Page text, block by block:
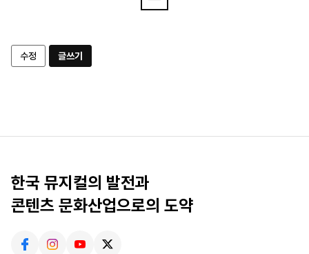
수정 글쓰기
한국 뮤지컬의 발전과
콘텐츠 문화산업으로의 도약